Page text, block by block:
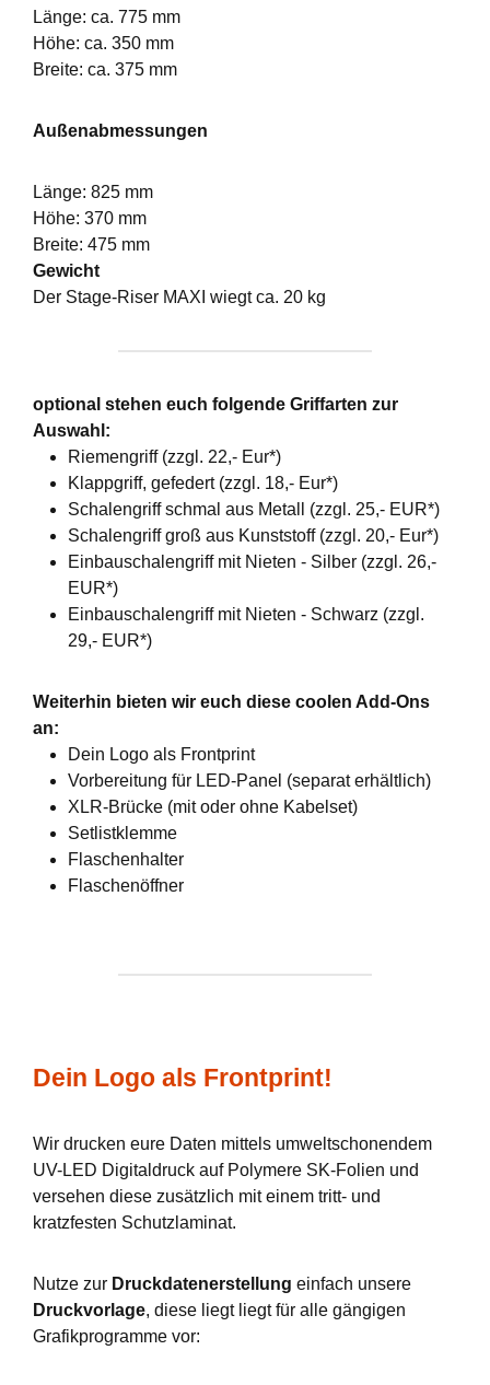
Länge: ca. 775 mm
Höhe: ca. 350 mm
Breite: ca. 375 mm
Außenabmessungen
Länge: 825 mm
Höhe: 370 mm
Breite: 475 mm
Gewicht
Der Stage-Riser MAXI wiegt ca. 20 kg
optional stehen euch folgende Griffarten zur
Auswahl:
Riemengriff (zzgl. 22,- Eur*)
Klappgriff, gefedert (zzgl. 18,- Eur*)
Schalengriff schmal aus Metall (zzgl. 25,- EUR*)
Schalengriff groß aus Kunststoff (zzgl. 20,- Eur*)
Einbauschalengriff mit Nieten - Silber (zzgl. 26,-
EUR*)
Einbauschalengriff mit Nieten - Schwarz (zzgl.
29,- EUR*)
Weiterhin bieten wir euch diese coolen Add-Ons
an:
Dein Logo als Frontprint
Vorbereitung für LED-Panel (separat erhältlich)
XLR-Brücke (mit oder ohne Kabelset)
Setlistklemme
Flaschenhalter
Flaschenöffner
Dein Logo als Frontprint!
Wir drucken eure Daten mittels umweltschonendem
UV-LED Digitaldruck auf Polymere SK-Folien und
versehen diese zusätzlich mit einem tritt- und
kratzfesten Schutzlaminat.
Nutze zur Druckdatenerstellung einfach unsere
Druckvorlage, diese liegt liegt für alle gängigen
Grafikprogramme vor: